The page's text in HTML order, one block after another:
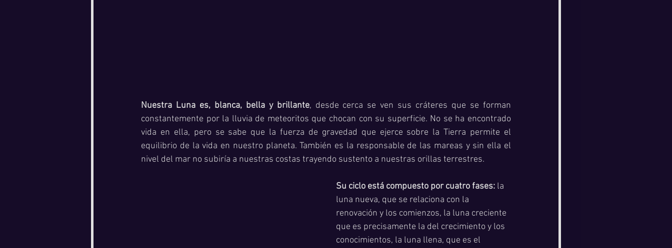
Nuestra Luna es, blanca, bella y brillante, desde cerca se ven sus cráteres que se forman
constantemente por la lluvia de meteoritos que chocan con su superficie. No se ha encontrado
vida en ella, pero se sabe que la fuerza de gravedad que ejerce sobre la Tierra permite el
equilibrio de la vida en nuestro planeta. También es la responsable de las mareas y sin ella el
nivel del mar no subiría a nuestras costas trayendo sustento a nuestras orillas terrestres.
Su ciclo está compuesto por cuatro fases: la
luna nueva, que se relaciona con la
renovación y los comienzos, la luna creciente
que es precisamente la del crecimiento y los
conocimientos, la luna llena, que es el